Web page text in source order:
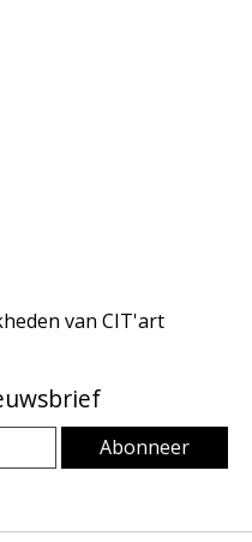
van CIT'art
Abonneer